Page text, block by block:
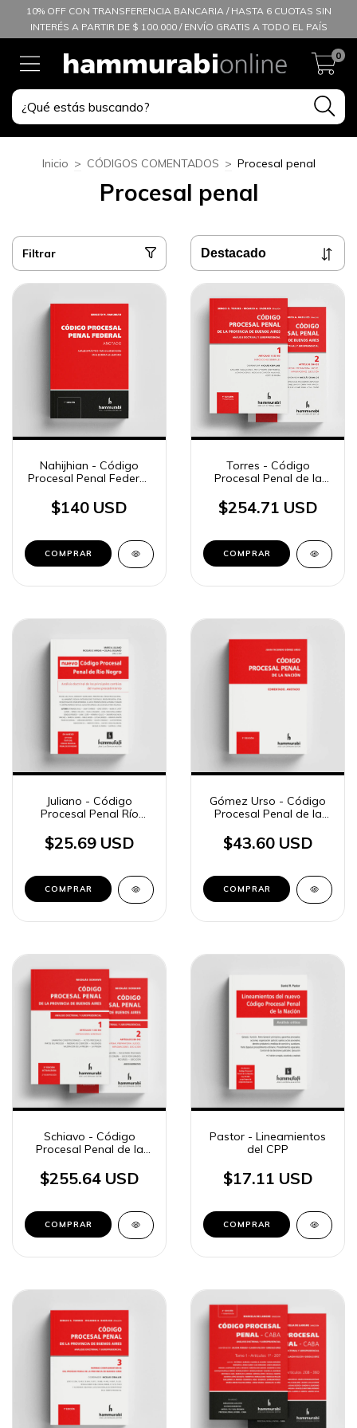
10% OFF CON TRANSFERENCIA BANCARIA / HASTA 6 CUOTAS SIN
INTERÉS A PARTIR DE $ 100.000 / ENVÍO GRATIS A TODO EL PAÍS
0
Inicio > CÓDIGOS COMENTADOS > Procesal penal
Procesal penal
Filtrar
Nahijhian - Código
Procesal Penal Federal.
$140 USD
COMPRAR
Torres - Código
Procesal Penal de la
Aires, 2 ts.
$254.71 USD
COMPRAR
Juliano - Código
Procesal Penal Río
$25.69 USD
COMPRAR
Gómez Urso - Código
Procesal Penal de la
$43.60 USD
COMPRAR
Schiavo - Código
Procesal Penal de la
Aires, 2 ts.
$255.64 USD
COMPRAR
Pastor - Lineamientos
del CPP
$17.11 USD
COMPRAR